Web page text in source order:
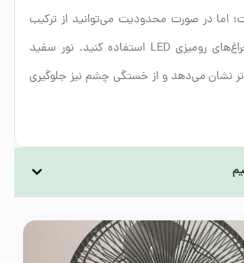
اما در صورت محدودیت می‌توانید از ترکیب
نورپردازی سقفی ملایم و چراغ‌های رومیزی LED استفاده کنید. نور سفید
نشان می‌دهد و از خستگی چشم نیز جلوگیری